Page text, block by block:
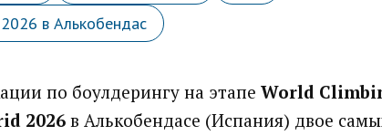
в Алькобендас
по боулдерингу на этапе World
2026 в Алькобендасе (Испания) двое